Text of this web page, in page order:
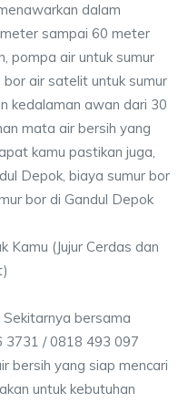
dalam
sampai 60 meter
pompa air untuk sumur
air satelit untuk sumur
kedalaman awan dari 30
mata air bersih yang
kamu pastikan juga,
Depok, biaya sumur bor
bor di Gandul Depok
Kamu (Jujur Cerdas dan
Sekitarnya bersama
3731 / 0818 493 097
bersih yang siap mencari
untuk kebutuhan